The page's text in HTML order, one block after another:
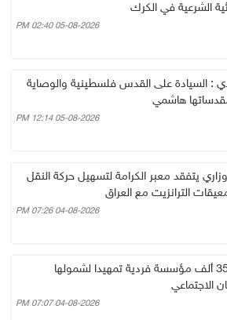
الشرعية في الكرك
05-08-2026 02:40 PM
: السيادة على القدس فلسطينية والوصاية
هاشمي
05-08-2026 12:14 PM
يتفقد معبر الكرامة لتسهيل حركة النقل
الترانزيت مع العراق
04-08-2026 07:26 PM
تبليغ 35 ألف مؤسسة فردية تمهيدا لشمولها
الاجتماعي
04-08-2026 07:07 PM